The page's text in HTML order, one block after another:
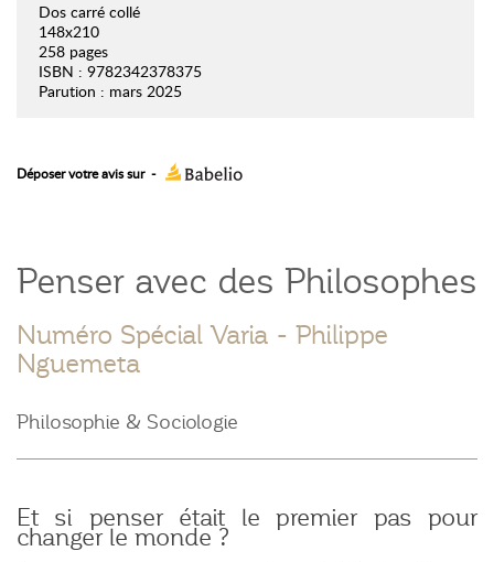
Dos carré collé
148x210
258 pages
ISBN : 9782342378375
Parution : mars 2025
Déposer votre avis sur -
Penser avec des Philosophes
Numéro Spécial Varia - Philippe
Nguemeta
Philosophie & Sociologie
Et si penser était le premier pas pour
changer le monde ?